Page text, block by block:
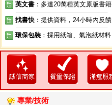
英文書 ：多達20萬種英文原版書籍
找書快 ：提供資料，24小時內反饋
環保包裝 ：採用紙箱、氣泡紙材料
專業/技術